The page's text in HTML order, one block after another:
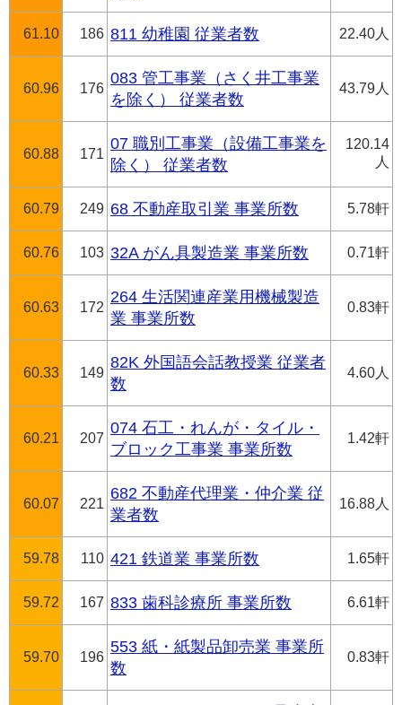
61.10 186 811 幼稚園 従業者数 22.40人
60.96 176
083 管工事業（さく井工事業
を除く） 従業者数
43.79人
60.88 171
07 職別工事業（設備工事業を
除く） 従業者数
120.14
人
60.79 249 68 不動産取引業 事業所数 5.78軒
60.76 103 32A がん具製造業 事業所数 0.71軒
60.63 172
264 生活関連産業用機械製造
業 事業所数
0.83軒
60.33 149
82K 外国語会話教授業 従業者
数
4.60人
60.21 207
074 石工・れんが・タイル・
ブロック工事業 事業所数
1.42軒
60.07 221
682 不動産代理業・仲介業 従
業者数
16.88人
59.78 110 421 鉄道業 事業所数 1.65軒
59.72 167 833 歯科診療所 事業所数 6.61軒
59.70 196
553 紙・紙製品卸売業 事業所
数
0.83軒